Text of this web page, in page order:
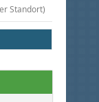
Standort)